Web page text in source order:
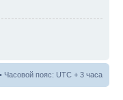
• Часовой пояс: UTC + 3 часа